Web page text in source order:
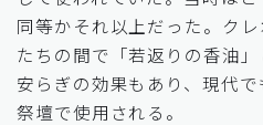
同等かそれ以上だった。ク
たちの間で「若返りの香油」
安らぎの効果もあり、現代
祭壇で使用される。